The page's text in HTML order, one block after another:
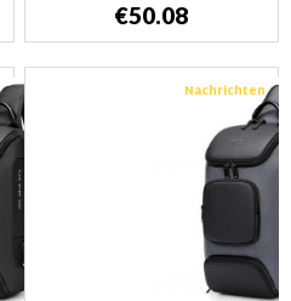
€50.08
Nachrichten